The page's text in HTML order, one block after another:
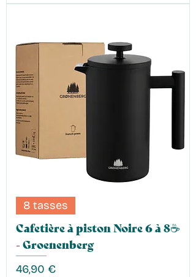
8 tasses
Cafetière à piston Noire 6 à 8☕️
- Groenenberg
Prix
46,90 €